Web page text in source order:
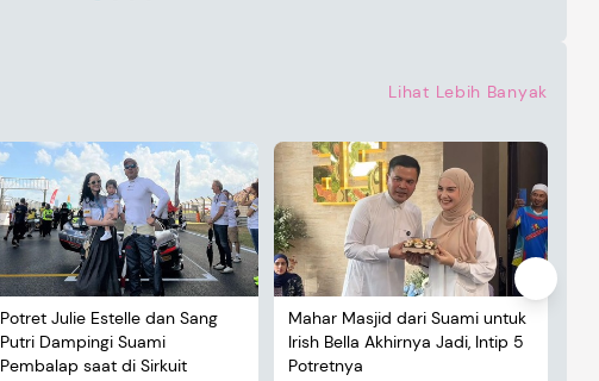
Lihat Lebih Banyak
Potret Julie Estelle dan Sang
Putri Dampingi Suami
Pembalap saat di Sirkuit
Mahar Masjid dari Suami untuk
Irish Bella Akhirnya Jadi, Intip 5
Potretnya